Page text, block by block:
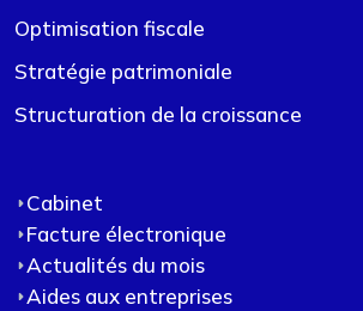
Optimisation fiscale
Stratégie patrimoniale
Structuration de la croissance
Cabinet
Facture électronique
Actualités du mois
Aides aux entreprises